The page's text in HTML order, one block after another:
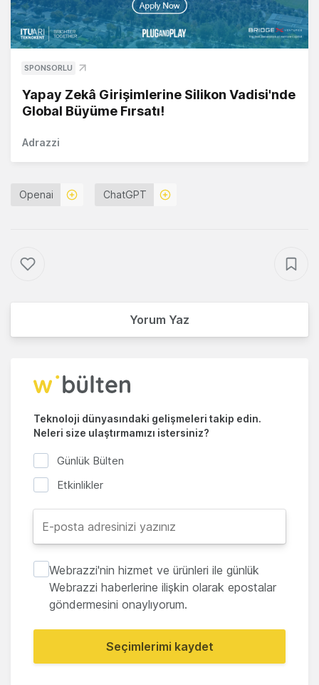
SPONSORLU
Yapay Zekâ Girişimlerine Silikon Vadisi'nde
Global Büyüme Fırsatı!
Adrazzi
Openai ChatGPT
Yorum Yaz
Teknoloji dünyasındaki gelişmeleri takip edin.
Neleri size ulaştırmamızı istersiniz?
Günlük Bülten
Etkinlikler
Webrazzi'nin hizmet ve ürünleri ile günlük
Webrazzi haberlerine ilişkin olarak epostalar
göndermesini onaylıyorum.
Seçimlerimi kaydet